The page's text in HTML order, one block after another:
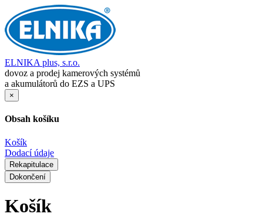
ELNIKA plus, s.r.o.
dovoz a prodej kamerových systémů
a akumulátorů do EZS a UPS
×
Obsah košíku
Košík
Dodací údaje
Rekapitulace
Dokončení
Košík